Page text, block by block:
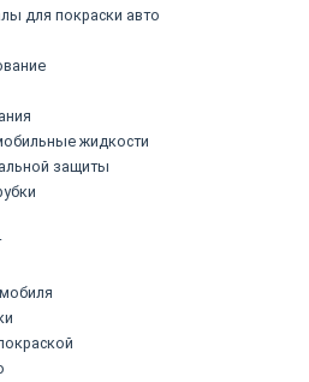
для покраски авто
жидкости
защиты